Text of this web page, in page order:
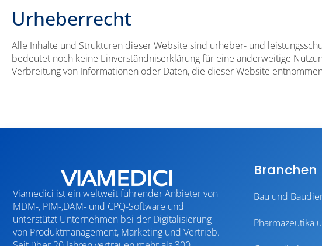
Urheberrecht
Alle Inhalte und Strukturen dieser Website sind urheber- und
bedeutet noch keine Einverständniserklärung für eine anderweitige
Verbreitung von Informationen oder Daten, die dieser Website
Viamedici ist ein weltweit führender Anbieter von
MDM-, PIM-,DAM- und CPQ-Software und
unterstützt Unternehmen bei der Digitalisierung
von Produktmanagement, Marketing und Vertrieb.
Branchen
Bau und
Pharmazeutika